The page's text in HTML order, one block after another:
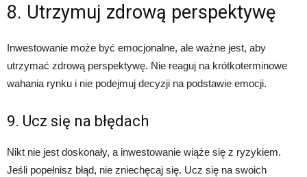
8. Utrzymuj zdrową perspektywę
Inwestowanie może być emocjonalne, ale ważne jest, aby
utrzymać zdrową perspektywę. Nie reaguj na krótkoterminowe
wahania rynku i nie podejmuj decyzji na podstawie emocji.
9. Ucz się na błędach
Nikt nie jest doskonały, a inwestowanie wiąże się z ryzykiem.
Jeśli popełnisz błąd, nie zniechęcaj się. Ucz się na swoich